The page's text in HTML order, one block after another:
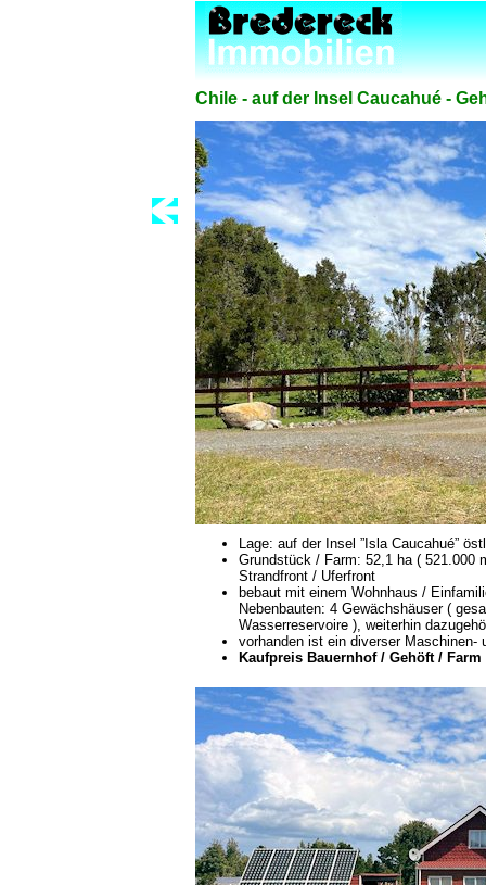
Chile - auf der Insel Caucahué -
Lage: auf der Insel ”Isla Caucahué”
Grundstück / Farm: 52,1 ha ( 521.000
Strandfront / Uferfront
bebaut mit einem Wohnhaus /
Nebenbauten: 4 Gewächshäuser (
Wasserreservoire ), weiterhin
vorhanden ist ein diverser Maschinen-
Kaufpreis Bauernhof / Gehöft /